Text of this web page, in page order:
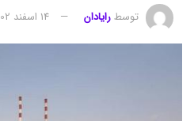
توسطرایادان 14 اسفند 1402